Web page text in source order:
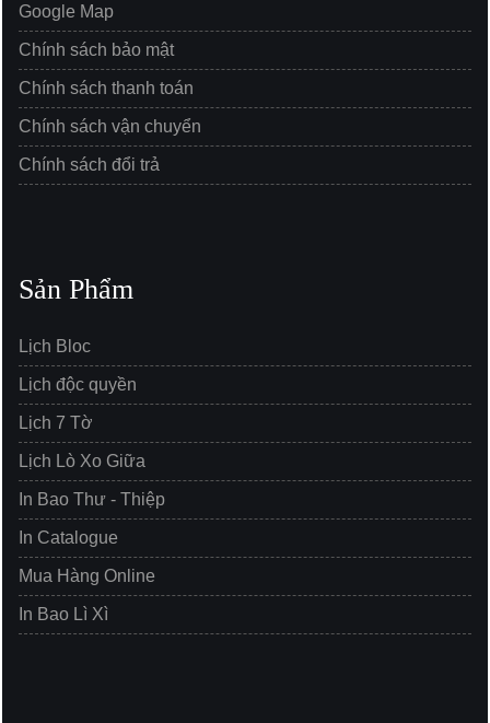
Google Map
Chính sách bảo mật
Chính sách thanh toán
Chính sách vận chuyển
Chính sách đổi trả
Sản Phẩm
Lịch Bloc
Lịch độc quyền
Lịch 7 Tờ
Lịch Lò Xo Giữa
In Bao Thư - Thiệp
In Catalogue
Mua Hàng Online
In Bao Lì Xì